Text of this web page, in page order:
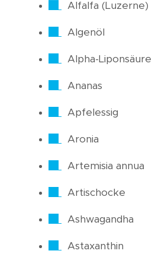
Alfalfa (Luzerne)
Algenöl
Alpha-Liponsäure
Ananas
Apfelessig
Aronia
Artemisia annua
Artischocke
Ashwagandha
Astaxanthin